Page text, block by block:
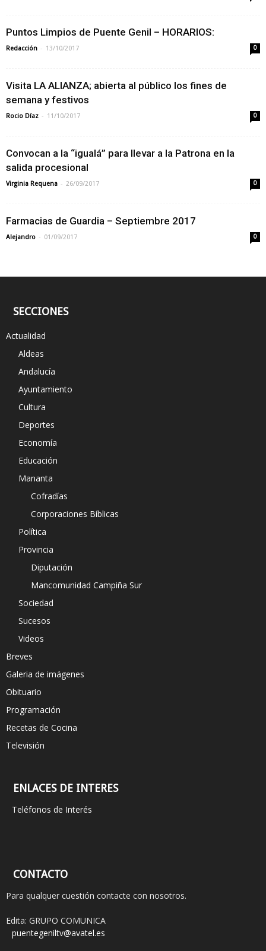
Puntos Limpios de Puente Genil – HORARIOS:
Redacción - 13/10/2017 0
Visita LA ALIANZA; abierta al público los fines de
semana y festivos
Rocio Díaz - 11/10/2017 0
Convocan a la “igualá” para llevar a la Patrona en la
salida procesional
Virginia Requena - 26/09/2017 0
Farmacias de Guardia – Septiembre 2017
Alejandro - 01/09/2017 0
SECCIONES
Actualidad
Aldeas
Andalucía
Ayuntamiento
Cultura
Deportes
Economía
Educación
Mananta
Cofradías
Corporaciones Bíblicas
Política
Provincia
Diputación
Mancomunidad Campiña Sur
Sociedad
Sucesos
Videos
Breves
Galeria de imágenes
Obituario
Programación
Recetas de Cocina
Televisión
ENLACES DE INTERES
Teléfonos de Interés
CONTACTO
Para qualquer cuestión contacte con nosotros.
Edita: GRUPO COMUNICA
puentegeniltv@avatel.es